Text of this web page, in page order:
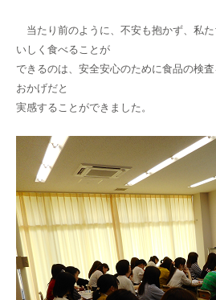
当たり前のように、不安も抱かず、私
いしく食べることが
できるのは、安全安心のために食品の検
おかげだと
実感することができました。